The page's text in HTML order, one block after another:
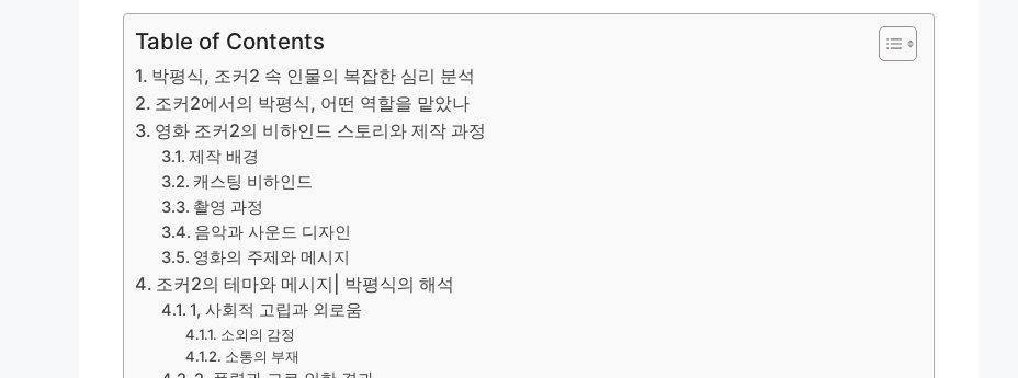
Table of Contents
박평식, 조커2 속 인물의 복잡한 심리 분석
조커2에서의 박평식, 어떤 역할을 맡았나
영화 조커2의 비하인드 스토리와 제작 과정
제작 배경
캐스팅 비하인드
촬영 과정
음악과 사운드 디자인
영화의 주제와 메시지
조커2의 테마와 메시지| 박평식의 해석
1, 사회적 고립과 외로움
소외의 감정
소통의 부재